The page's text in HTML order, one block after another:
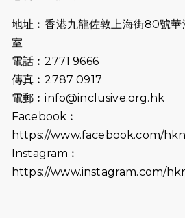
2026-07-02
2026-06-25
（19:00開始）
2026-06-18
猛龍長跑隊恆常
2026-06-11
猛龍長跑隊恆常
地址︰香港九龍佐敦上海街80號華
室
電話︰2771 9666
傳真︰2787 0917
電郵︰info@inclusive.org.hk
Facebook︰
https://www.facebook.com/
Instagram︰
https://www.instagram.com/